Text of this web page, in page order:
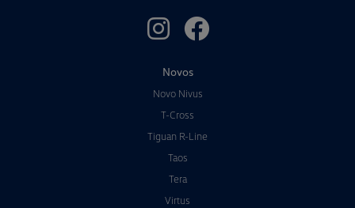
Novos
Novo Nivus
T-Cross
Tiguan R-Line
Taos
Tera
Virtus